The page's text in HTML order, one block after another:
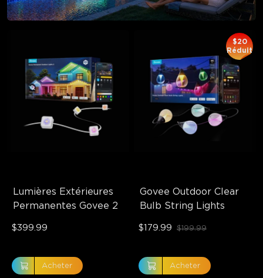
Lumières Extérieures
Permanentes Govee 2
$399.99
Acheter
Govee Outdoor Clear
Bulb String Lights
$20
Réduit
$179.99 $199.99
Acheter